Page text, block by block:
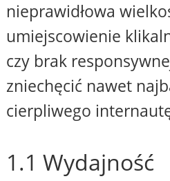
nieprawidłowa
umiejscowienie
czy brak
zniechęcić nawet
cierpliwego
1.1 Wydajność